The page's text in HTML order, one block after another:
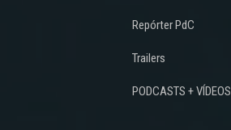
Repórter PdC
Trailers
PODCASTS + VÍDEOS